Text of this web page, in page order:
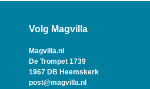
Volg Magvilla
Magvilla.nl
De Trompet 1739
1967 DB Heemskerk
post@magvilla.nl